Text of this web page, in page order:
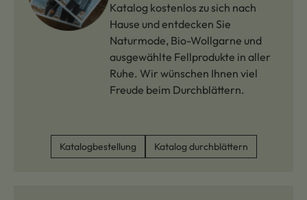
Katalog kostenlos zu sich nach
Hause und entdecken Sie
Naturmode, Bio-Wollgarne und
ausgewählte Fellprodukte in aller
Ruhe. Wir wünschen Ihnen viel
Freude beim Durchblättern.
Katalogbestellung Katalog durchblättern